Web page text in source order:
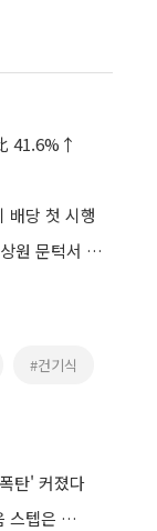
41.6%↑
배당 첫 시행
美 클래리티 법안 연내 통과 가능성 13%…상원 문턱서 제동
#건기식
탄' 커졌다
‘비거주 1주택자’ 정조준한 세제 개편…다음 스텝은 금융 대책